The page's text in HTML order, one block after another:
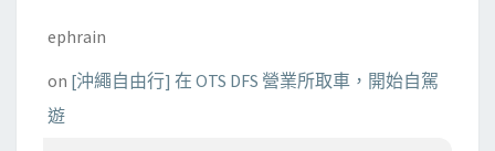
ephrain
on [沖繩自由行] 在 OTS DFS 營業所取車，開始自駕
遊